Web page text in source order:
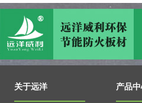
关于远洋 产品